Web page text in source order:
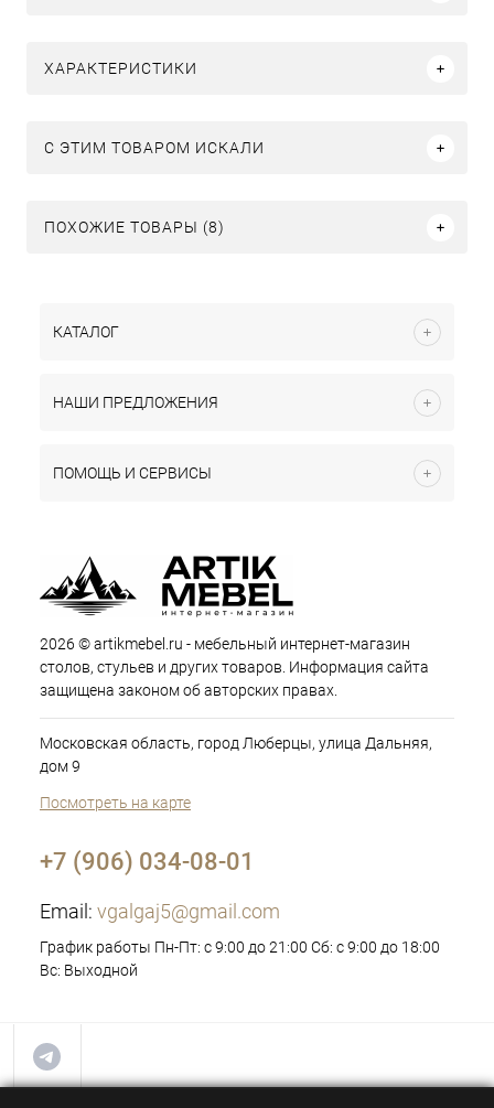
ХАРАКТЕРИСТИКИ
C ЭТИМ ТОВАРОМ ИСКАЛИ
ПОХОЖИЕ ТОВАРЫ (8)
КАТАЛОГ
НАШИ ПРЕДЛОЖЕНИЯ
ПОМОЩЬ И СЕРВИСЫ
2026 © artikmebel.ru - мебельный интернет-магазин
столов, стульев и других товаров. Информация сайта
защищена законом об авторских правах.
Московская область, город Люберцы, улица Дальняя,
дом 9
Посмотреть на карте
+7 (906) 034-08-01
Email: vgalgaj5@gmail.com
График работы Пн-Пт: с 9:00 до 21:00 Сб: с 9:00 до 18:00
Вс: Выходной